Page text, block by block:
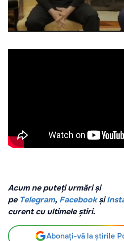
Acum ne puteți urmări și
pe Telegram, Facebook și
curent cu ultimele știri.
Abonați-vă la știrile